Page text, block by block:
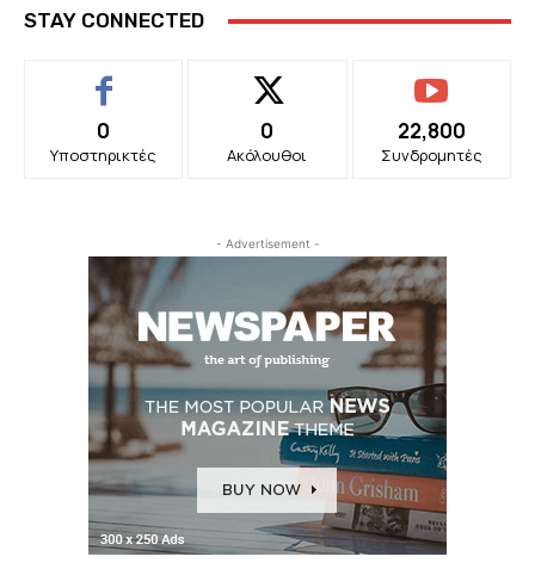
STAY CONNECTED
0
Υποστηρικτές
0
Ακόλουθοι
22,800
Συνδρομητές
- Advertisement -